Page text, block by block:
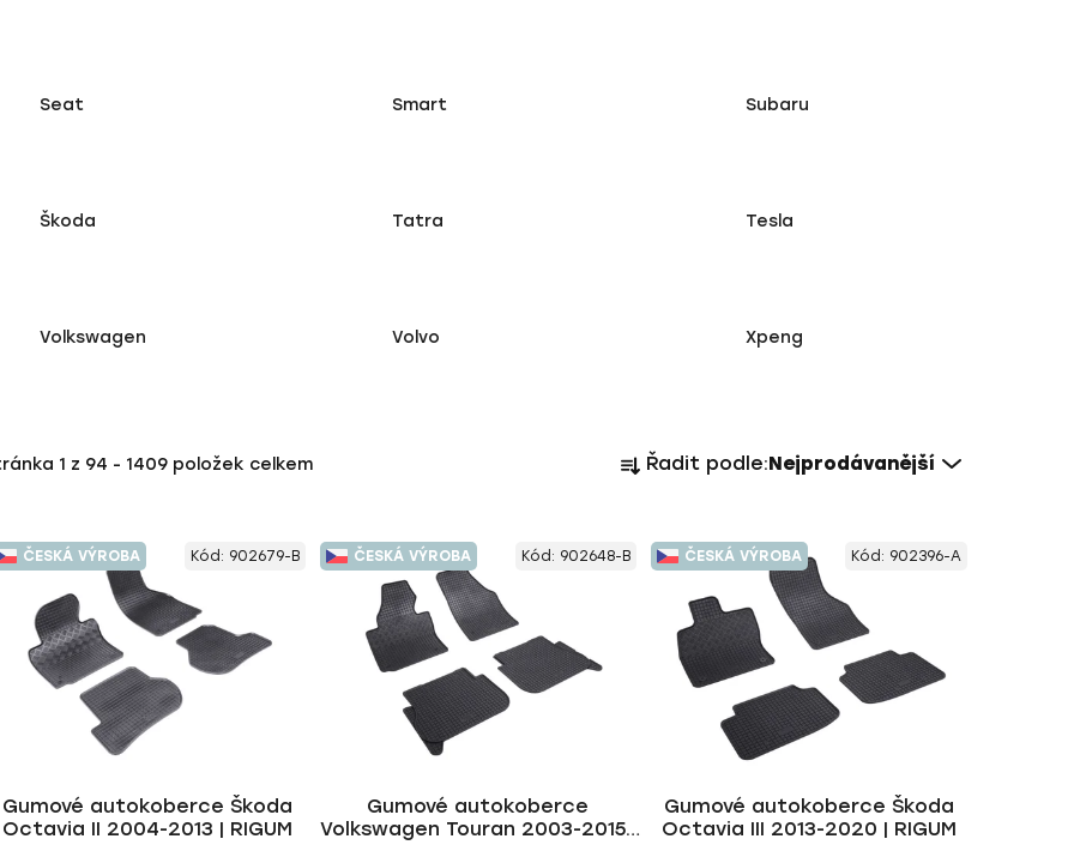
Seat Smart Subaru
Škoda Tatra Tesla
Volkswagen Volvo Xpeng
1 z 94 - 1409 položek celkem
a
n
t
Řadit podle:Nejprodávanější
ČESKÁ VÝROBA
Gumové autokoberce Škoda
Octavia II 2004-2013 | RIGUM
Kód: 902679-B ČESKÁ VÝROBA
Gumové autokoberce
Volkswagen Touran 2003-2015 |
Kód: 902648-B ČESKÁ VÝROBA
Gumové autokoberce Škoda
Octavia III 2013-2020 | RIGUM
Kód: 902396-A